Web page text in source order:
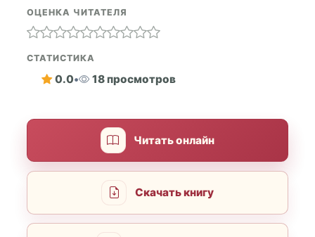
ОЦЕНКА ЧИТАТЕЛЯ
СТАТИСТИКА
0.0• 18 просмотров
Читать онлайн
Скачать книгу